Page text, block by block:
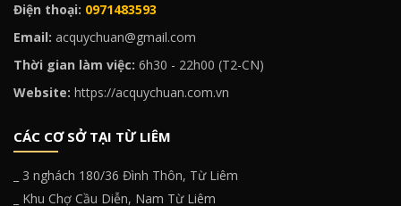
Điện thoại: 0971483593
Email: acquychuan@gmail.com
Thời gian làm việc: 6h30 - 22h00 (T2-CN)
Website: https://acquychuan.com.vn
CÁC CƠ SỞ TẠI TỪ LIÊM
_ 3 nghách 180/36 Đình Thôn, Từ Liêm
_ Khu Chợ Cầu Diễn, Nam Từ Liêm